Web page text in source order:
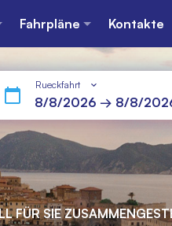
Fahrpläne Kontakte
Rueckfahrt
FÜR SIE